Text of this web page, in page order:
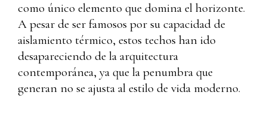
como único elemento que domina el horizonte.
A pesar de ser famosos por su capacidad de
aislamiento térmico, estos techos han ido
desapareciendo de la arquitectura
contemporánea, ya que la penumbra que
generan no se ajusta al estilo de vida moderno.